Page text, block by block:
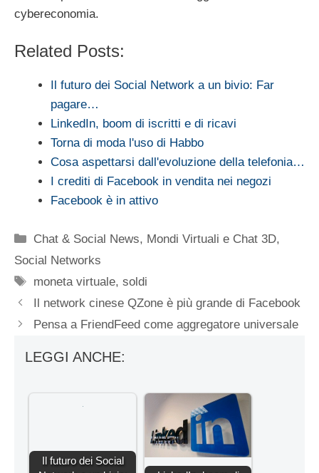
cybereconomia.
Related Posts:
Il futuro dei Social Network a un bivio: Far
pagare…
LinkedIn, boom di iscritti e di ricavi
Torna di moda l'uso di Habbo
Cosa aspettarsi dall'evoluzione della telefonia…
I crediti di Facebook in vendita nei negozi
Facebook è in attivo
Categorie
Chat & Social News, Mondi Virtuali e Chat 3D,
Social Networks
Tag
moneta virtuale,soldi
Il network cinese QZone è più grande di Facebook
Pensa a FriendFeed come aggregatore universale
LEGGI ANCHE:
Il futuro dei Social